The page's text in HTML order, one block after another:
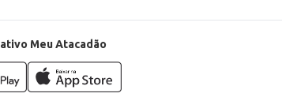
Meu Atacadão